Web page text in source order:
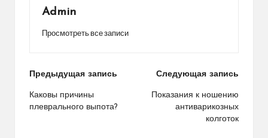
Admin
Просмотреть все записи
Навигация
по
Предыдущая запись
Каковы причины
плеврального выпота?
Следующая запись
Показания к ношению
антиварикозных
колготок